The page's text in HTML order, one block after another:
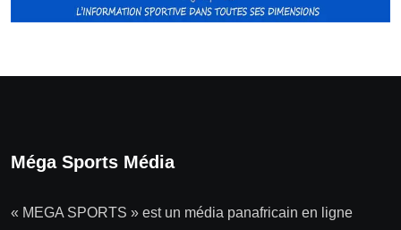
Méga Sports Média
« MEGA SPORTS » est un média panafricain en ligne